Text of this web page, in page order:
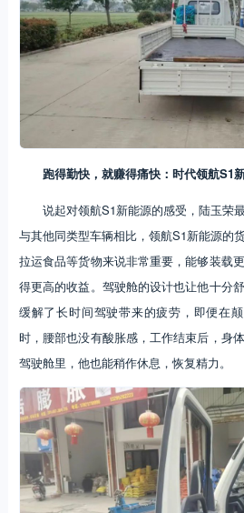
跑得勤快，就赚得痛快：时代领航S1
说起对领航S1新能源的感受，陆玉荣
与其他同类型车辆相比，领航S1新能源的
拉运食品等货物来说非常重要，能够装载
得更高的收益。驾驶舱的设计也让他十分
缓解了长时间驾驶带来的疲劳，即便在
时，腰部也没有酸胀感，工作结束后，身
驾驶舱里，他也能稍作休息，恢复精力。